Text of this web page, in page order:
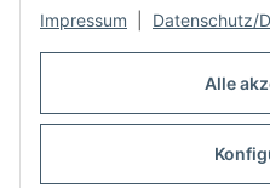
Alle
Impressum Datenschutz/
Rechtliches
Vertrag